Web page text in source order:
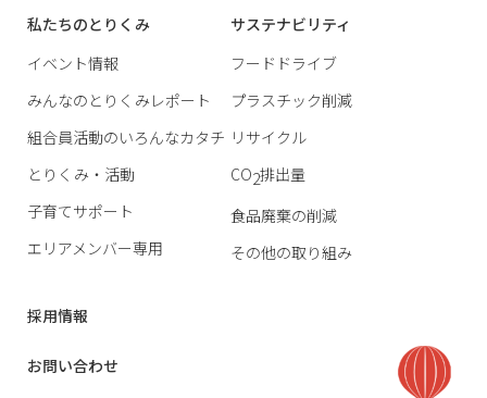
私たちのとりくみ
イベント情報
みんなのとりくみレポート
組合員活動のいろんなカタチ
とりくみ・活動
子育てサポート
エリアメンバー専用
サステナビリティ
フードドライブ
プラスチック削減
リサイクル
CO2排出量
食品廃棄の削減
その他の取り組み
採用情報
お問い合わせ